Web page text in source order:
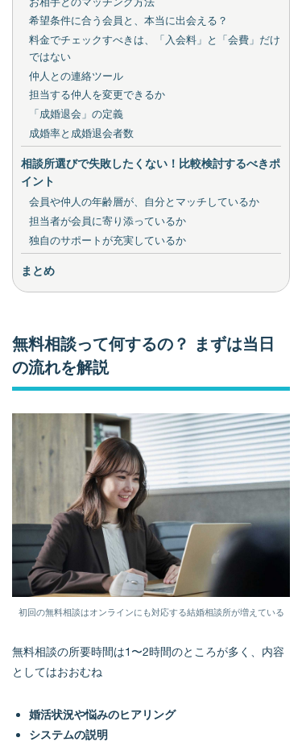
希望条件に合う会員と、本当に出会える？
料金でチェックすべきは、「入会料」と「会費」だけ
ではない
仲人との連絡ツール
担当する仲人を変更できるか
「成婚退会」の定義
成婚率と成婚退会者数
相談所選びで失敗したくない！比較検討するべきポ
イント
会員や仲人の年齢層が、自分とマッチしているか
担当者が会員に寄り添っているか
独自のサポートが充実しているか
まとめ
無料相談って何するの？ まずは当日
の流れを解説
初回の無料相談はオンラインにも対応する結婚相談所が増えている
無料相談の所要時間は1〜2時間のところが多く、内容
としてはおおむね
婚活状況や悩みのヒアリング
システムの説明